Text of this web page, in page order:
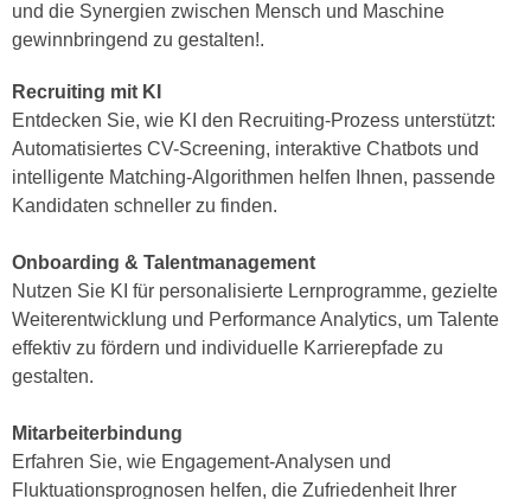
und die Synergien zwischen Mensch und Maschine
gewinnbringend zu gestalten!.
Recruiting mit KI
Entdecken Sie, wie KI den Recruiting-Prozess unterstützt:
Automatisiertes CV-Screening, interaktive Chatbots und
intelligente Matching-Algorithmen helfen Ihnen, passende
Kandidaten schneller zu finden.
Onboarding & Talentmanagement
Nutzen Sie KI für personalisierte Lernprogramme, gezielte
Weiterentwicklung und Performance Analytics, um Talente
effektiv zu fördern und individuelle Karrierepfade zu
gestalten.
Mitarbeiterbindung
Erfahren Sie, wie Engagement-Analysen und
Fluktuationsprognosen helfen, die Zufriedenheit Ihrer
e
r
n
“
k
l
i
k
e
n
,
v
r
w
h
u
z
a
b
k
o
m
e
n
z
w
s
c
h